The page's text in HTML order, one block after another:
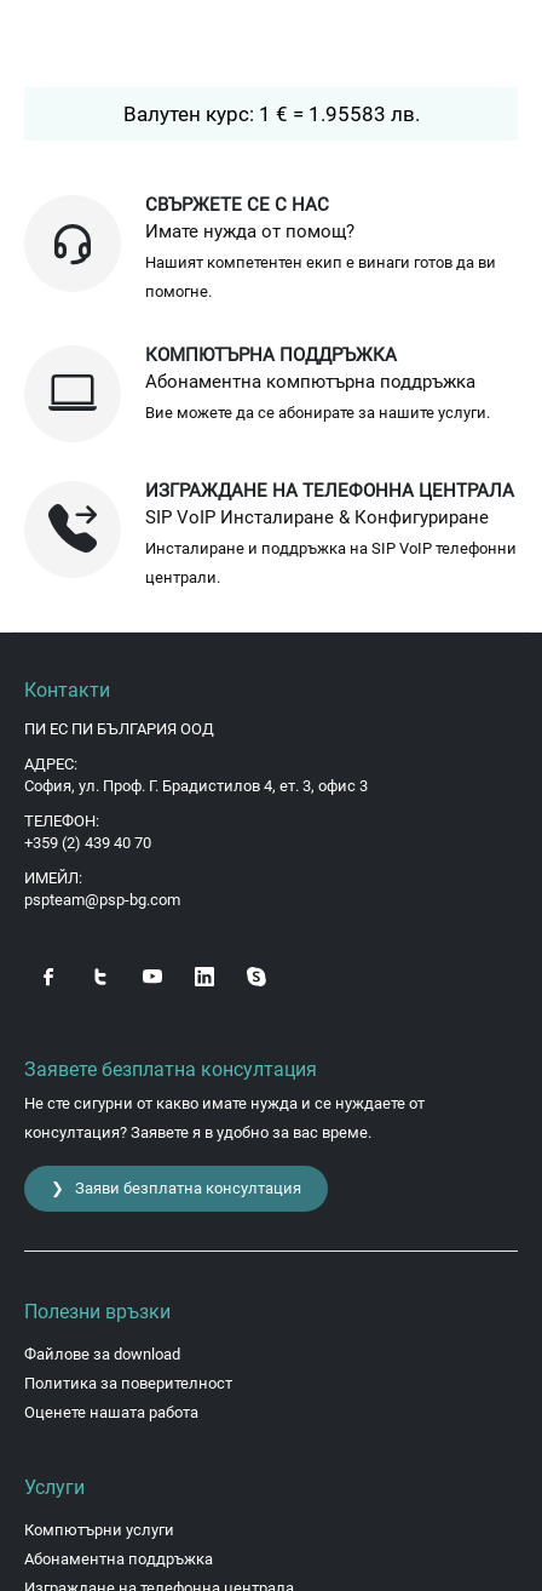
Валутен курс: 1 € = 1.95583 лв.
СВЪРЖЕТЕ СЕ С НАС
Имате нужда от помощ?
Нашият компетентен екип е винаги готов да ви
помогне.
КОМПЮТЪРНА ПОДДРЪЖКА
Абонаментна компютърна поддръжка
Вие можете да се абонирате за нашите услуги.
ИЗГРАЖДАНЕ НА ТЕЛЕФОННА ЦЕНТРАЛА
SIP VoIP Инсталиране & Конфигуриране
Инсталиране и поддръжка на SIP VoIP телефонни
централи.
Контакти
ПИ ЕС ПИ БЪЛГАРИЯ ООД
АДРЕС:
София, ул. Проф. Г. Брадистилов 4, ет. 3, офис 3
ТЕЛЕФОН:
+359 (2) 439 40 70
ИМЕЙЛ:
pspteam@psp-bg.com
Заявете безплатна консултация
Не сте сигурни от какво имате нужда и се нуждаете от
консултация? Заявете я в удобно за вас време.
❯ Заяви безплатна консултация
Полезни връзки
Файлове за download
Политика за поверителност
Оценете нашата работа
Услуги
Компютърни услуги
Абонаментна поддръжка